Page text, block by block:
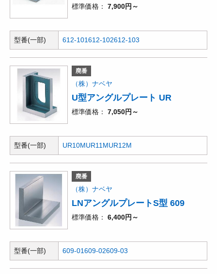
標準価格 7,900円～
型番(一部) 612-101612-102612-103
廃番
（株）ナベヤ
U型アングルプレート UR
標準価格 7,050円～
型番(一部) UR10MUR11MUR12M
廃番
（株）ナベヤ
LNアングルプレートS型 609
標準価格 6,400円～
型番(一部) 609-01609-02609-03